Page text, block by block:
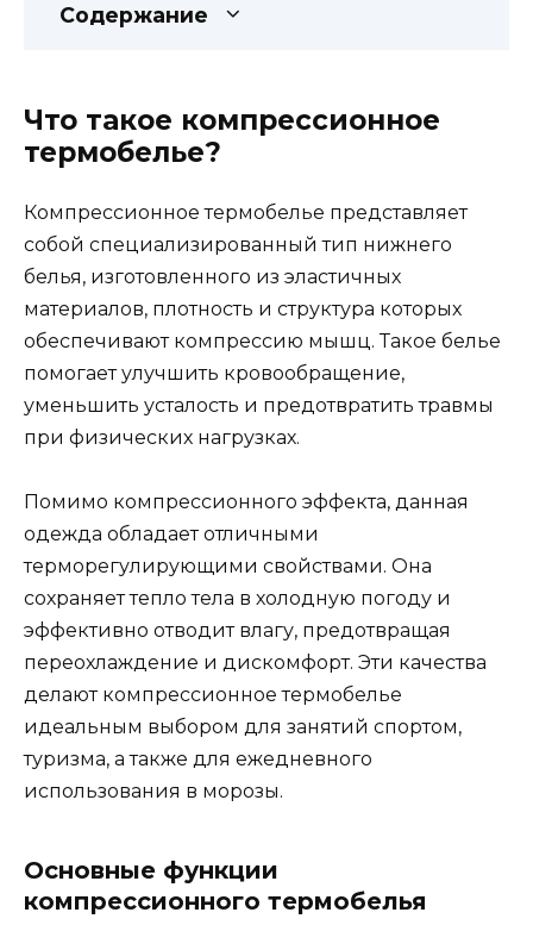
Содержание
Что такое компрессионное
термобелье?
Компрессионное термобелье представляет
собой специализированный тип нижнего
белья, изготовленного из эластичных
материалов, плотность и структура которых
обеспечивают компрессию мышц. Такое белье
помогает улучшить кровообращение,
уменьшить усталость и предотвратить травмы
при физических нагрузках.
Помимо компрессионного эффекта, данная
одежда обладает отличными
терморегулирующими свойствами. Она
сохраняет тепло тела в холодную погоду и
эффективно отводит влагу, предотвращая
переохлаждение и дискомфорт. Эти качества
делают компрессионное термобелье
идеальным выбором для занятий спортом,
туризма, а также для ежедневного
использования в морозы.
Основные функции
компрессионного термобелья